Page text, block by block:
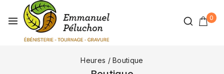
0
Heures / Boutique